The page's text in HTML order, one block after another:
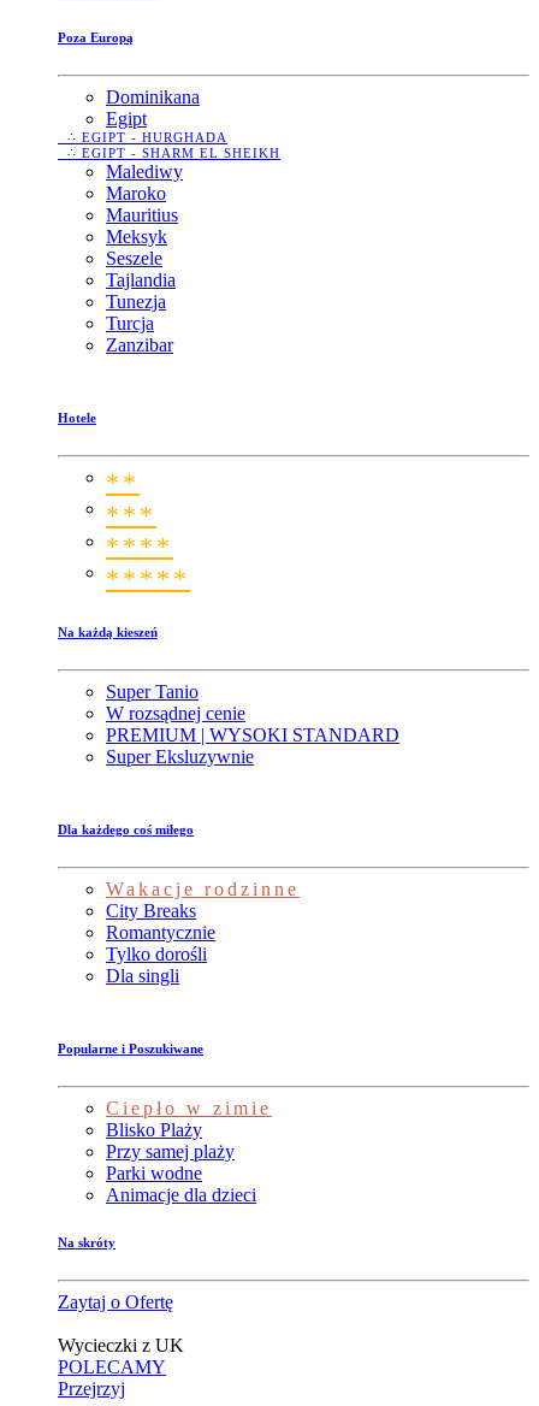
Poza Europą
Dominikana
Egipt
∴ EGIPT - HURGHADA
∴ EGIPT - SHARM EL SHEIKH
Malediwy
Maroko
Mauritius
Meksyk
Seszele
Tajlandia
Tunezja
Turcja
Zanzibar
Hotele
**
***
****
*****
Na każdą kieszeń
Super Tanio
W rozsądnej cenie
PREMIUM | WYSOKI STANDARD
Super Eksluzywnie
Dla każdego coś miłego
Wakacje rodzinne
City Breaks
Romantycznie
Tylko dorośli
Dla singli
Popularne i Poszukiwane
Ciepło w zimie
Blisko Plaży
Przy samej plaży
Parki wodne
Animacje dla dzieci
Na skróty
Zaytaj o Ofertę
Wycieczki z UK
POLECAMY
Przejrzyj